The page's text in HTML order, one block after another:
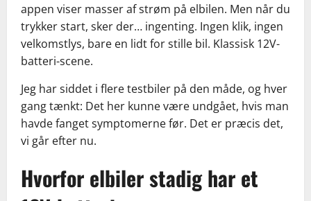
appen viser masser af strøm på elbilen. Men når du
trykker start, sker der… ingenting. Ingen klik, ingen
velkomstlys, bare en lidt for stille bil. Klassisk 12V-
batteri-scene.
Jeg har siddet i flere testbiler på den måde, og hver
gang tænkt: Det her kunne være undgået, hvis man
havde fanget symptomerne før. Det er præcis det,
vi går efter nu.
Hvorfor elbiler stadig har et